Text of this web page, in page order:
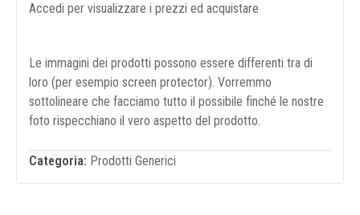
Accedi per visualizzare i prezzi ed acquistare
Le immagini dei prodotti possono essere differenti tra di
loro (per esempio screen protector). Vorremmo
sottolineare che facciamo tutto il possibile finché le nostre
foto rispecchiano il vero aspetto del prodotto.
Categoria: Prodotti Generici